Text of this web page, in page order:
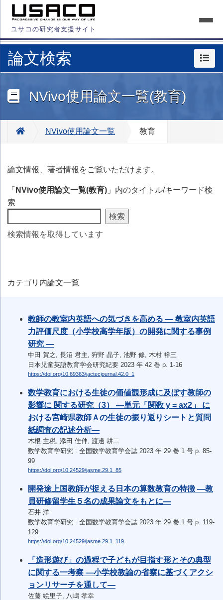
ユサコの研究者支援サイト
論文検索
NVivo使用論文一覧(教育)
NVivo使用論文一覧 教育
論文情報、著者情報をご覧いただけます。
「 NVivo使用論文一覧(教育) 」内のタイトル/キーワード検
索
検索
検索情報を取得しています
カテゴリ内論文一覧
教師の教室内英語への気づきを高める ― 教室内英語
力評価尺度（小学校高学年版）の開発に関する事例
研究 ―
中田 賀之, 長沼 君主, 狩野 晶子, 池野 修, 木村 裕三
日本児童英語教育学会研究紀要 2023 年 42 巻 p. 1-16
https://doi.org/10.69363/jactecjournal.42.0_1
数学教育における生徒の価値観形成に及ぼす教師の
影響に 関する研究（3） ―単元「関数 y = ax2」 に
おける宮崎県教師Ａの生徒の振り返りシートと質問
紙調査の記述分析―
木根 主税, 添田 佳伸, 渡邊 耕二
数学教育学研究 : 全国数学教育学会誌 2023 年 29 巻 1 号 p. 85-
99
https://doi.org/10.24529/jasme.29.1_85
開発途上国教師が捉える日本の算数教育の特徴 ―教
員研修留学生５名の成果論文をもとに―
石井 洋
数学教育学研究 : 全国数学教育学会誌 2023 年 29 巻 1 号 p. 119-
129
https://doi.org/10.24529/jasme.29.1_119
「造形遊び」の過程で子どもが目指す形とその典型
に関する一考察 ―小学校教諭の省察に基づくアクシ
ョンリサーチを通して―
佐藤 絵里子, 八嶋 孝幸